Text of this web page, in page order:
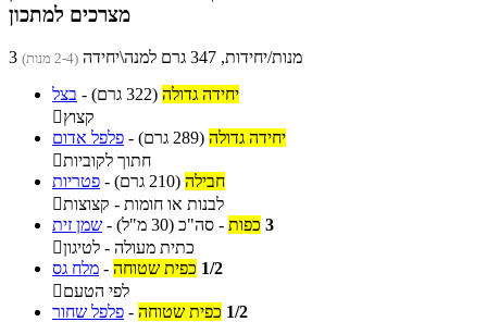
מצרכים למתכון
3 מנות/יחידות, 347 גרם למנה\יחידה (2-4 מנות)
בצל - יחידה גדולה (322 גרם)
קצוץ
פלפל אדום - יחידה גדולה (289 גרם)
חתוך לקוביות
פטריות - חבילה (210 גרם)
לבנות או חומות - קצוצות
שמן זית - 3 כפות - סה"כ (30 מ"ל)
כתית מעולה - לטיגון
מלח גס - 1/2 כפית שטוחה
לפי הטעם
פלפל שחור - 1/2 כפית שטוחה